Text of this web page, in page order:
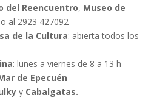
del Reencuentro, Museo de
al 2923 427092
de la Cultura: abierta todos los
: lunes a viernes de 8 a 13 h
de Epecuén
y Cabalgatas.